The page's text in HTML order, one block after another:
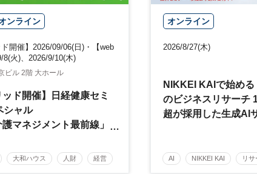
ンライン
ド開催】2026/09/06(日)・【web
8(火)、2026/9/10(木)
ビル 2階 大ホール
ッド開催】日経健康セミ
シャル
護マネジメント最前線」
ネクストステージ
改定のその先 AI・DX・
大和ハウス 人財 経営
オンライン
2026/8/27(木)
NIKKEI KAIで始め
のビジネスリサーチ
超が採用した生成AI
AI NIKKEI KAI リサ